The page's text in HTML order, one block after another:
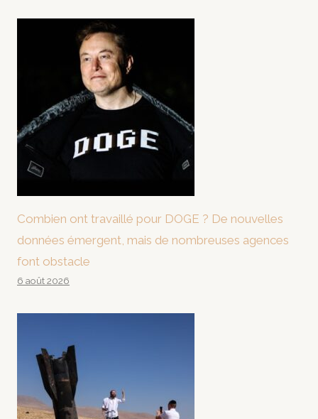
Combien ont travaillé pour DOGE ? De nouvelles
données émergent, mais de nombreuses agences
font obstacle
6 août 2026